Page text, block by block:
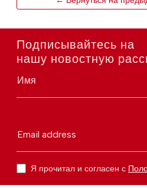
Подписывайтесь на
нашу новостную
Имя
Email address
Я прочитал и согласен с